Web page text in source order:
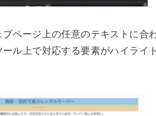
ページ上の任意のテキストに合
ル上で対応する要素がハイライ